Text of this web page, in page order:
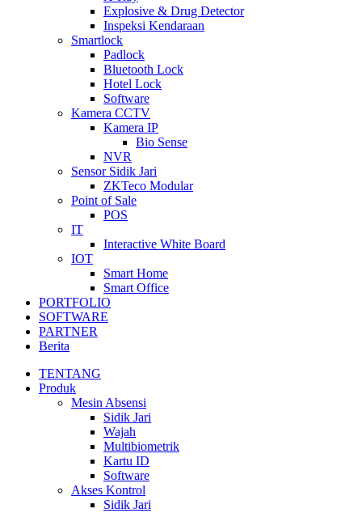
Explosive & Drug Detector
Inspeksi Kendaraan
Smartlock
Padlock
Bluetooth Lock
Hotel Lock
Software
Kamera CCTV
Kamera IP
Bio Sense
NVR
Sensor Sidik Jari
ZKTeco Modular
Point of Sale
POS
IT
Interactive White Board
IOT
Smart Home
Smart Office
PORTFOLIO
SOFTWARE
PARTNER
Berita
TENTANG
Produk
Mesin Absensi
Sidik Jari
Wajah
Multibiometrik
Kartu ID
Software
Akses Kontrol
Sidik Jari